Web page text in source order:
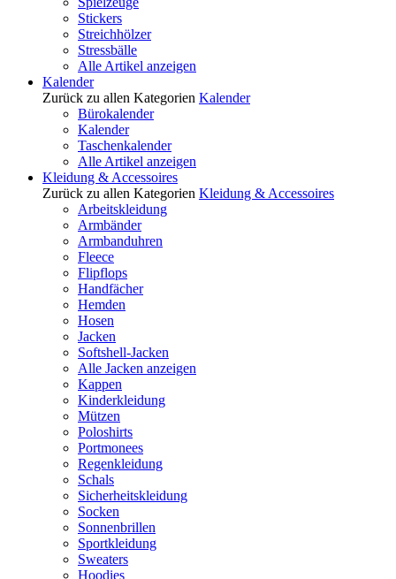
Stickers
Streichhölzer
Stressbälle
Alle Artikel anzeigen
Kalender
Zurück zu allen Kategorien Kalender
Bürokalender
Kalender
Taschenkalender
Alle Artikel anzeigen
Kleidung & Accessoires
Zurück zu allen Kategorien Kleidung & Accessoires
Arbeitskleidung
Armbänder
Armbanduhren
Fleece
Flipflops
Handfächer
Hemden
Hosen
Jacken
Softshell-Jacken
Alle Jacken anzeigen
Kappen
Kinderkleidung
Mützen
Poloshirts
Portmonees
Regenkleidung
Schals
Sicherheitskleidung
Socken
Sonnenbrillen
Sportkleidung
Sweaters
Hoodies